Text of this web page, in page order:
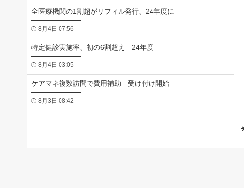
全医療機関の1割超がリフィル発行、24年度に
8月4日 07:56
特定健診実施率、初の6割超え 24年度
8月4日 03:05
ケアマネ複数訪問で費用補助 受け付け開始
8月3日 08:42